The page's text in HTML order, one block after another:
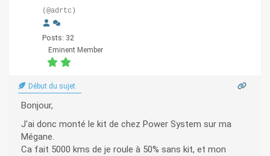
(@adrtc)
Posts: 32
Eminent Member
Début du sujet
Bonjour,
J'ai donc monté le kit de chez Power System sur ma
Mégane.
Ca fait 5000 kms de je roule à 50% sans kit, et mon